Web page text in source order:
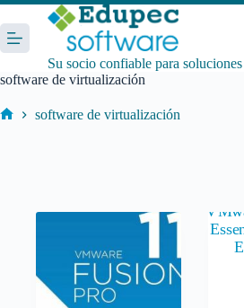
Saltar
al
contenido
Su socio confiable para
software de virtualización
software de virtualización